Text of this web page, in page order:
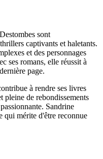
sont
captivants et haletants.
et des personnages
ses romans, elle réussit à
page.
à rendre ses livres
pleine de rebondissements
Sandrine
qui mérite d'être reconnue